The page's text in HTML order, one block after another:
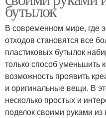
бутылок
В современном мире, где
отходов становятся все
пластиковых бутылок
только способ уменьшить
возможность проявить
и оригинальные вещи. В
несколько простых и
поделок своими руками